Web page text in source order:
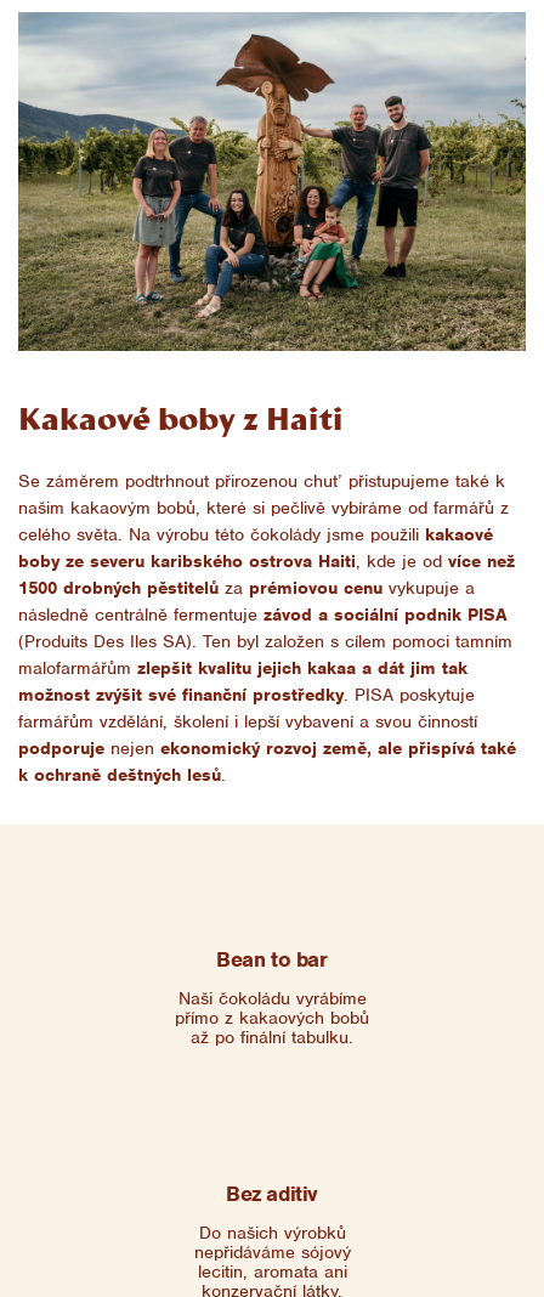
Bean to bar
Naši čokoládu vyrábíme
přímo z kakaových bobů
až po finální tabulku.
Bez aditiv
Do našich výrobků
nepřidáváme sójový
lecitin, aromata ani
konzervační látky.
Kakaové boby z Haiti
Se záměrem podtrhnout přirozenou chuť přistupujeme také k
našim kakaovým bobů, které si pečlivě vybíráme od farmářů z
celého světa. Na výrobu této čokolády jsme použili kakaové
boby ze severu karibského ostrova Haiti, kde je od více než
1500 drobných pěstitelů za prémiovou cenu vykupuje a
následně centrálně fermentuje závod a sociální podnik PISA
(Produits Des Iles SA). Ten byl založen s cílem pomoci tamním
malofarmářům zlepšit kvalitu jejich kakaa a dát jim tak
možnost zvýšit své finanční prostředky. PISA poskytuje
farmářům vzdělání, školení i lepší vybavení a svou činností
podporuje nejen ekonomický rozvoj země, ale přispívá také
k ochraně deštných lesů.